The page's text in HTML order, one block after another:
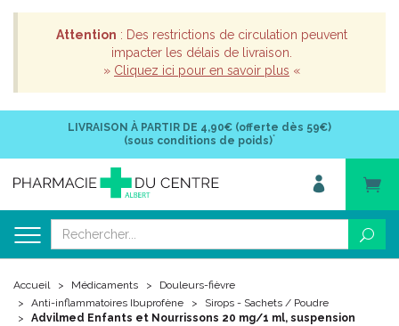
Attention : Des restrictions de circulation peuvent
impacter les délais de livraison.
» Cliquez ici pour en savoir plus «
LIVRAISON À PARTIR DE 4,90€ (offerte dès 59€)
(sous conditions de poids)*
Accueil Médicaments
Douleurs-fièvre
Anti-inflammatoires Ibuprofène
Sirops - Sachets / Poudre
Advilmed Enfants et Nourrissons 20 mg/1 ml, suspension